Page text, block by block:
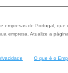
empresas de Portugal,
empresa. Atualize a
O que é o